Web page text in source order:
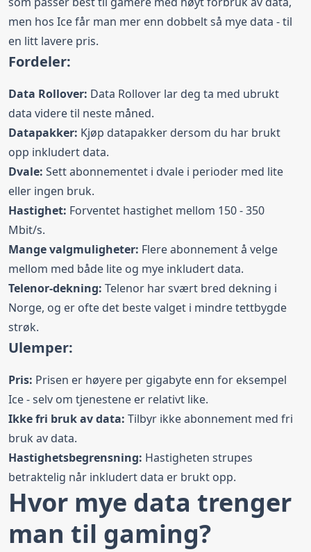
men hos Ice får man mer enn dobbelt så mye data - til
en litt lavere pris.
Fordeler:
Data Rollover: Data Rollover lar deg ta med ubrukt
data videre til neste måned.
Datapakker: Kjøp datapakker dersom du har brukt
opp inkludert data.
Dvale: Sett abonnementet i dvale i perioder med lite
eller ingen bruk.
Hastighet: Forventet hastighet mellom 150 - 350
Mbit/s.
Mange valgmuligheter: Flere abonnement å velge
mellom med både lite og mye inkludert data.
Telenor-dekning: Telenor har svært bred dekning i
Norge, og er ofte det beste valget i mindre tettbygde
strøk.
Ulemper:
Pris: Prisen er høyere per gigabyte enn for eksempel
Ice - selv om tjenestene er relativt like.
Ikke fri bruk av data: Tilbyr ikke abonnement med fri
bruk av data.
Hastighetsbegrensning: Hastigheten strupes
betraktelig når inkludert data er brukt opp.
Hvor mye data trenger
man til gaming?